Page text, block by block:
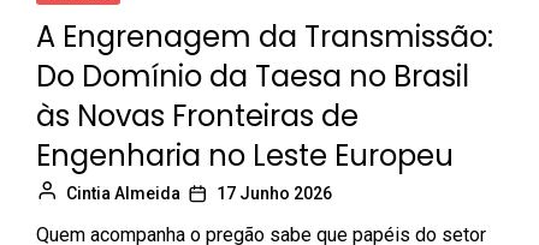
A Engrenagem da Transmissão:
Do Domínio da Taesa no Brasil
às Novas Fronteiras de
Engenharia no Leste Europeu
Cintia Almeida 17 Junho 2026
Quem acompanha o pregão sabe que papéis do setor